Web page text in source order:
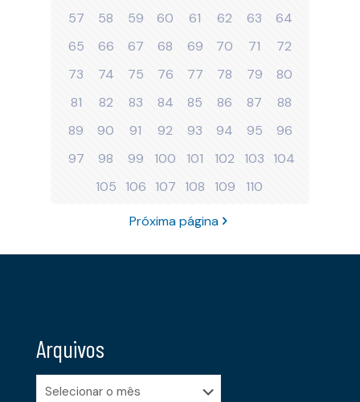
57
58 59 60 61 62 63
64
65
66 67 68 69 70 71
72
73
74 75 76 77 78 79
80
81
82 83 84 85 86 87
88
89
90 91 92 93 94 95
96
97
98 99 100 101 102 103 104
105
106 107 108 109 110
Próxima página
Arquivos
Arquivos